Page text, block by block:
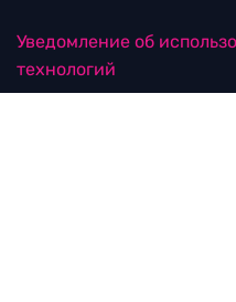
Уведомление об
технологий